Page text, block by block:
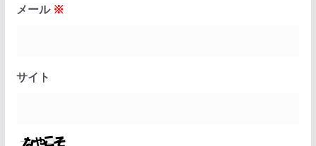
メール ※
サイト